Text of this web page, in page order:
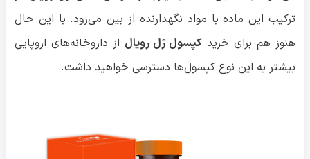
ترکیب این ماده با مواد نگهدارنده از بین می‌رود. با این حال
هنوز هم برای خرید کپسول ژل رویال از داروخانه‌های اروپایی
بیشتر به این نوع کپسول‌ها دسترسی خواهید داشت.